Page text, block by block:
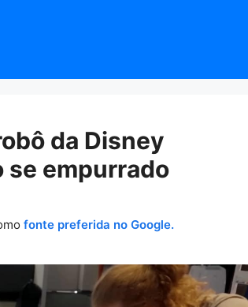
da Disney
se empurrado
fonte preferida no Google.